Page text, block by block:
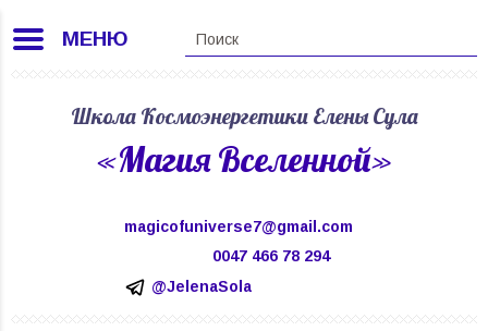
МЕНЮ
Школа Космоэнергетики Елены Сула
«Магия Вселенной»
magicofuniverse7@gmail.com
0047 466 78 294
@JelenaSola